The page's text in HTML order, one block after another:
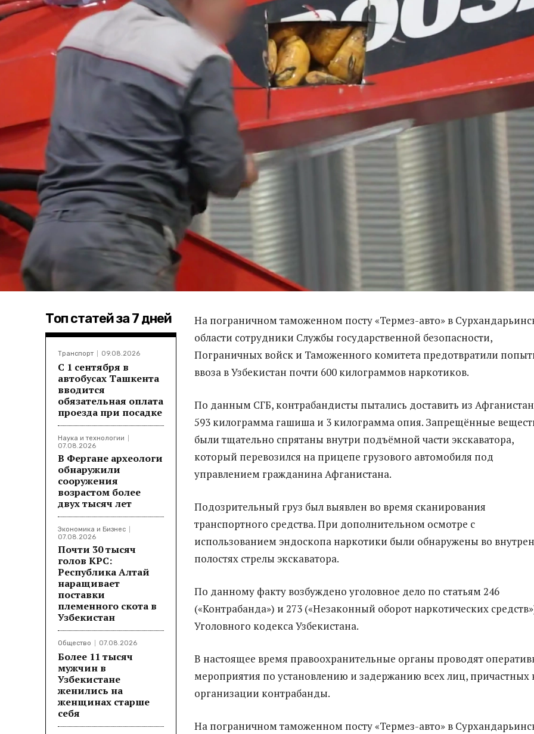
Топ статей за 7 дней
Транспорт 09.08.2026
С 1 сентября в
автобусах Ташкента
вводится
обязательная оплата
проезда при посадке
Наука и технологии
07.08.2026
В Фергане археологи
обнаружили
сооружения
возрастом более
двух тысяч лет
Экономика и Бизнес
07.08.2026
Почти 30 тысяч
голов КРС:
Республика Алтай
наращивает
поставки
племенного скота в
Узбекистан
Общество 07.08.2026
Более 11 тысяч
мужчин в
Узбекистане
женились на
женщинах старше
себя
На пограничном таможенном посту «Термез-авто» в
области сотрудники Службы государственной безопасности,
Пограничных войск и Таможенного комитета предотвратили
ввоза в Узбекистан почти 600 килограммов наркотиков.
По данным СГБ, контрабандисты пытались доставить из
593 килограмма гашиша и 3 килограмма опия. Запрещённые
были тщательно спрятаны внутри подъёмной части экскаватора,
который перевозился на прицепе грузового автомобиля под
управлением гражданина Афганистана.
Подозрительный груз был выявлен во время сканирования
транспортного средства. При дополнительном осмотре с
использованием эндоскопа наркотики были обнаружены во
полостях стрелы экскаватора.
По данному факту возбуждено уголовное дело по статьям 246
(«Контрабанда») и 273 («Незаконный оборот наркотических
Уголовного кодекса Узбекистана.
В настоящее время правоохранительные органы проводят
мероприятия по установлению и задержанию всех лиц, причастных
организации контрабанды.
На пограничном таможенном посту «Термез-авто» в